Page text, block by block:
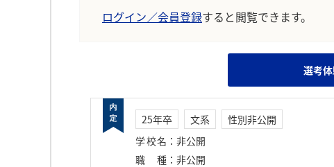
ログイン／会員登録すると閲覧できます。
選考
25年卒 文系
性別非公開
学校名 ： 非公開
職種 ： 非公開